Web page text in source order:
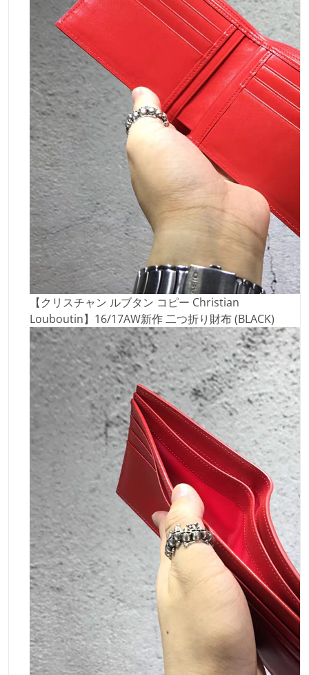
【クリスチャン ルブタン コピー Christian
Louboutin】16/17AW新作 二つ折り財布 (BLACK)